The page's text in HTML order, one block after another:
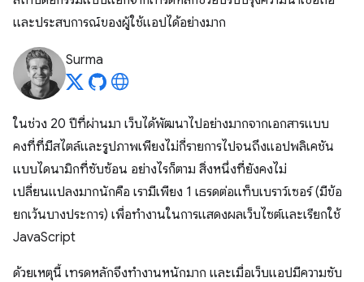
และประสบการณ์ของผู้ใช้แอปได้อย่างมาก
Surma
ในช่วง 20 ปีที่ผ่านมา เว็บได้พัฒนาไปอย่างมากจากเอกสารแบบ
คงที่ที่มีสไตล์และรูปภาพเพียงไม่กี่รายการไปจนถึงแอปพลิเคชัน
แบบไดนามิกที่ซับซ้อน อย่างไรก็ตาม สิ่งหนึ่งที่ยังคงไม่
เปลี่ยนแปลงมากนักคือ เรามีเพียง 1 เธรดต่อแท็บเบราว์เซอร์ (มีข้อ
ยกเว้นบางประการ) เพื่อทำงานในการแสดงผลเว็บไซต์และเรียกใช้
JavaScript
ด้วยเหตุนี้ เทรดหลักจึงทำงานหนักมาก และเมื่อเว็บแอปมีความซับ